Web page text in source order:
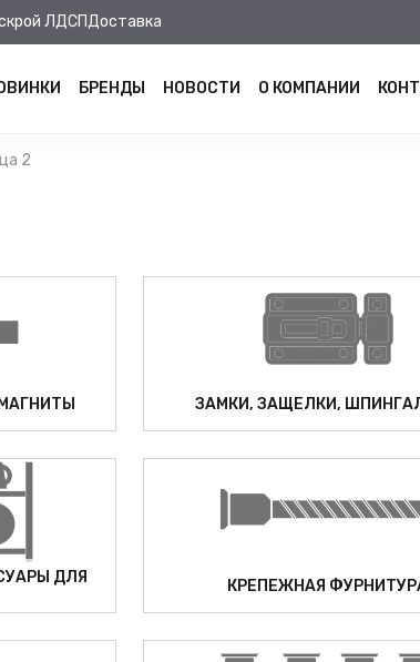
ЛДСПДоставка
БРЕНДЫ НОВОСТИ О КОМПАНИИ
2
ЗАМКИ, ЗАЩЕЛКИ,
ДЛЯ
КРЕПЕЖНАЯ